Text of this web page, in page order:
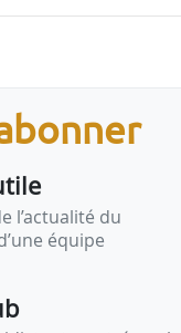
l’actualité du
équipe